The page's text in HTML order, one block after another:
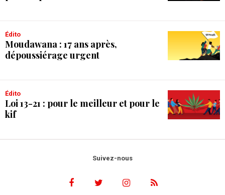
Édito
Moudawana : 17 ans après,
dépoussiérage urgent
Édito
Loi 13-21 : pour le meilleur et pour le
kif
Suivez-nous